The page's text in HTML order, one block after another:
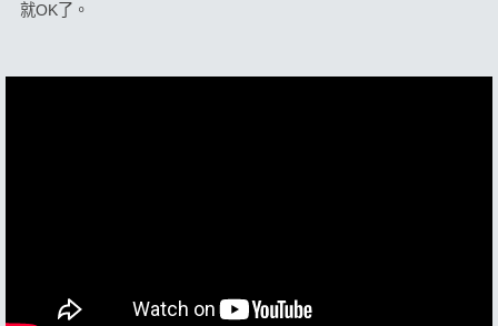
就OK了。